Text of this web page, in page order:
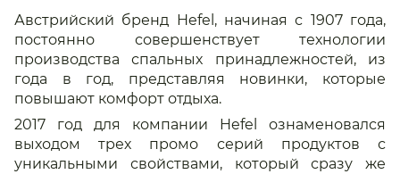
Австрийский бренд Hefel, начиная с 1907 года,
постоянно совершенствует технологии
производства спальных принадлежностей, из
года в год, представляя новинки, которые
повышают комфорт отдыха.
2017 год для компании Hefel ознаменовался
выходом трех промо серий продуктов с
уникальными свойствами, который сразу же